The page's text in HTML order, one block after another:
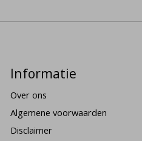
Informatie
Over ons
Algemene voorwaarden
Disclaimer